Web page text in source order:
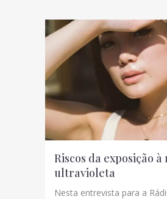
Riscos da exposição
ultravioleta
Nesta entrevista para a